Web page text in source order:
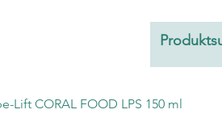
Lift CORAL FOOD LPS 150 ml